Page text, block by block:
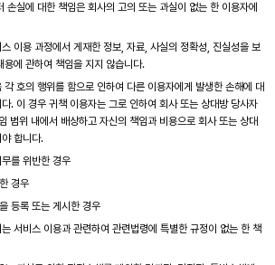
손실에 대한 책임은 회사의 고의 또는 과실이 없는 한 이용자에
이용 과정에서 게재한 정보, 자료, 사실의 정확성, 진실성을 보
용에 관하여 책임을 지지 않습니다.
각 호의 행위를 함으로 인하여 다른 이용자에게 발생한 손해에 대
. 이 경우 귀책 이용자는 그로 인하여 회사 또는 상대방 당사자
범위 내에서 배상하고 자신의 책임과 비용으로 회사 또는 상대
합니다.
를 위반한 경우
경우
등록 또는 게시한 경우
서비스 이용과 관련하여 관련법령에 특별한 규정이 없는 한 책